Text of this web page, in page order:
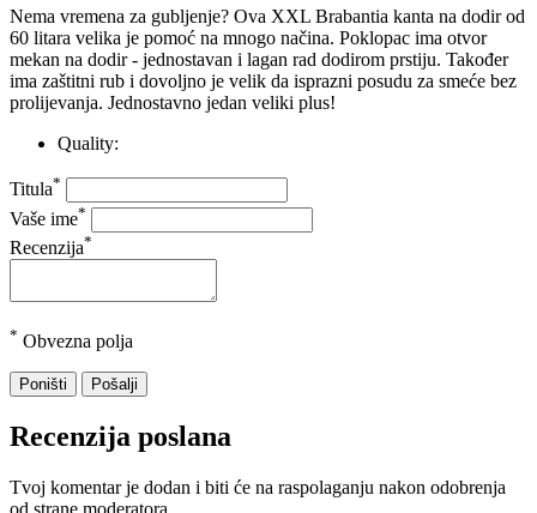
Nema vremena za gubljenje? Ova XXL Brabantia kanta na dodir od
60 litara velika je pomoć na mnogo načina. Poklopac ima otvor
mekan na dodir - jednostavan i lagan rad dodirom prstiju. Također
ima zaštitni rub i dovoljno je velik da isprazni posudu za smeće bez
prolijevanja. Jednostavno jedan veliki plus!
Quality:
Titula*
Vaše ime*
Recenzija*
* Obvezna polja
Poništi Pošalji
Recenzija poslana
Tvoj komentar je dodan i biti će na raspolaganju nakon odobrenja
od strane moderatora.